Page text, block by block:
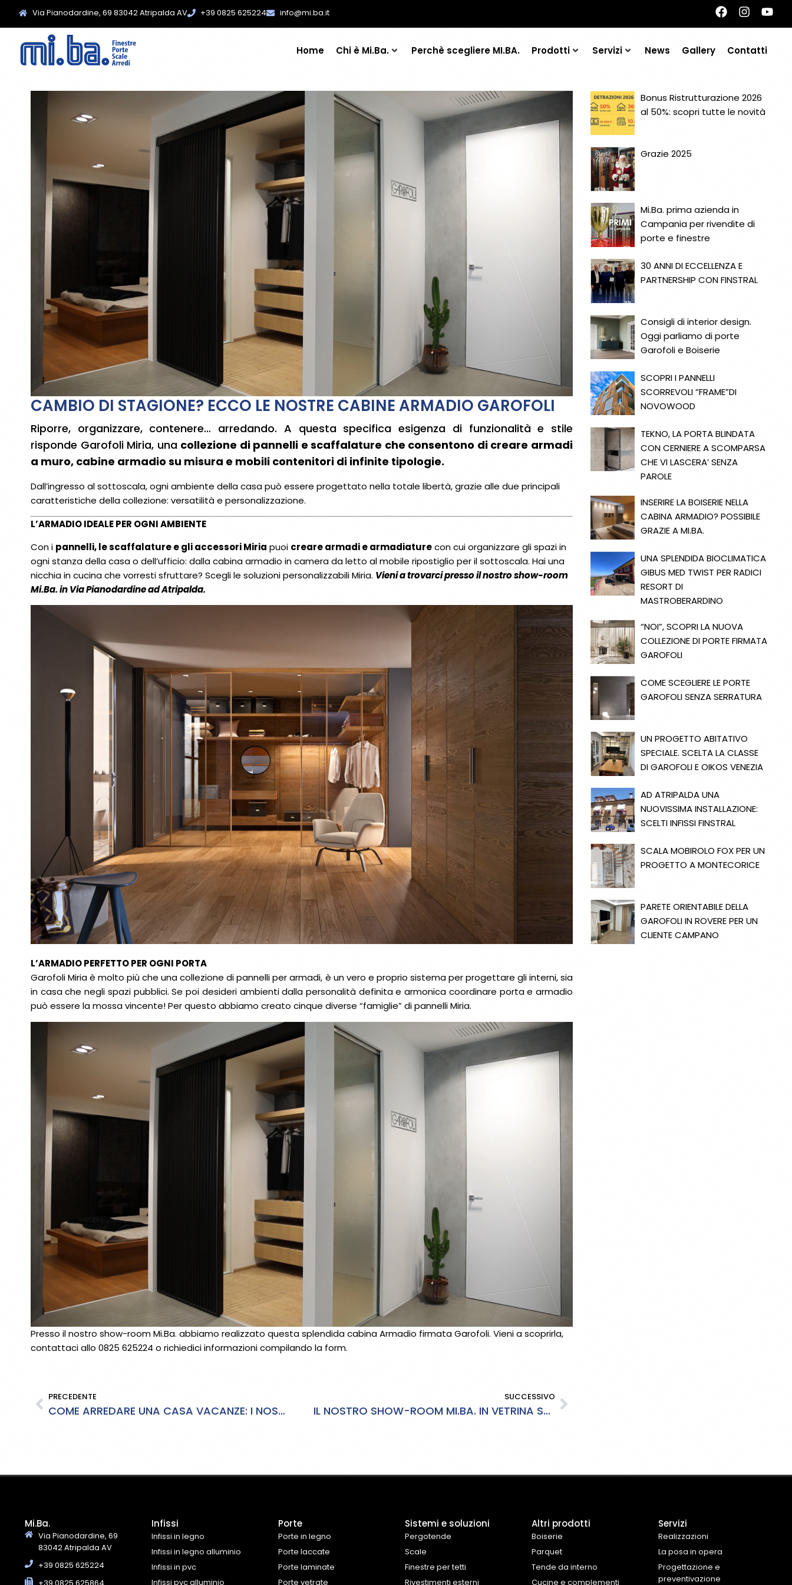
Via Pianodardine, 69 83042 Atripalda AV +39 0825 625224 info@mi.ba.it
Home Chi è Mi.Ba. Perchè scegliere MI.BA. Prodotti Servizi News Gallery Contatti
CAMBIO DI STAGIONE? ECCO LE NOSTRE CABINE ARMADIO GAROFOLI
Riporre, organizzare, contenere… arredando. A questa specifica esigenza di funzionalità e stile
risponde Garofoli Miria, una collezione di pannelli e scaffalature che consentono di creare armadi
a muro, cabine armadio su misura e mobili contenitori di infinite tipologie.
Dall’ingresso al sottoscala, ogni ambiente della casa può essere progettato nella totale libertà, grazie alle due principali
caratteristiche della collezione: versatilità e personalizzazione.
L’ARMADIO IDEALE PER OGNI AMBIENTE
Con i pannelli, le scaffalature e gli accessori Miria puoi creare armadi e armadiaturecon cui organizzare gli spazi in
ogni stanza della casa o dell’ufficio: dalla cabina armadio in camera da letto al mobile ripostiglio per il sottoscala. Hai una
nicchia in cucina che vorresti sfruttare? Scegli le soluzioni personalizzabili Miria. Vieni a trovarci presso il nostro show-room
Mi.Ba. in Via Pianodardine ad Atripalda.
L’ARMADIO PERFETTO PER OGNI PORTA
Garofoli Miria è molto più che una collezione di pannelli per armadi, è un vero e proprio sistema per progettare gli interni, sia
in casa che negli spazi pubblici. Se poi desideri ambienti dalla personalità definita e armonica coordinare porta e armadio
può essere la mossa vincente! Per questo abbiamo creato cinque diverse “famiglie” di pannelli Miria.
Presso il nostro show-room Mi.Ba. abbiamo realizzato questa splendida cabina Armadio firmata Garofoli. Vieni a scoprirla,
contattaci allo 0825 625224 o richiedici informazioni compilando la form.
PRECEDENTE
COME ARREDARE UNA CASA VACANZE: I NOSTRI CONSIGLI
SUCCESSIVO
IL NOSTRO SHOW-ROOM MI.BA. IN VETRINA SU GAROFOLI GROUP
Bonus Ristrutturazione 2026
al 50%: scopri tutte le novità
Grazie 2025
Mi.Ba. prima azienda in
Campania per rivendite di
porte e finestre
30 ANNI DI ECCELLENZA E
PARTNERSHIP CON FINSTRAL
Consigli di interior design.
Oggi parliamo di porte
Garofoli e Boiserie
SCOPRI I PANNELLI
SCORREVOLI “FRAME”DI
NOVOWOOD
TEKNO, LA PORTA BLINDATA
CON CERNIERE A SCOMPARSA
CHE VI LASCERA’ SENZA
PAROLE
INSERIRE LA BOISERIE NELLA
CABINA ARMADIO? POSSIBILE
GRAZIE A MI.BA.
UNA SPLENDIDA BIOCLIMATICA
GIBUS MED TWIST PER RADICI
RESORT DI
MASTROBERARDINO
“NOI”, SCOPRI LA NUOVA
COLLEZIONE DI PORTE FIRMATA
GAROFOLI
COME SCEGLIERE LE PORTE
GAROFOLI SENZA SERRATURA
UN PROGETTO ABITATIVO
SPECIALE. SCELTA LA CLASSE
DI GAROFOLI E OIKOS VENEZIA
AD ATRIPALDA UNA
NUOVISSIMA INSTALLAZIONE:
SCELTI INFISSI FINSTRAL
SCALA MOBIROLO FOX PER UN
PROGETTO A MONTECORICE
PARETE ORIENTABILE DELLA
GAROFOLI IN ROVERE PER UN
CLIENTE CAMPANO
Mi.Ba.
Via Pianodardine, 69
83042 Atripalda AV
+39 0825 625224
Infissi
Infissi in legno
Infissi in legno alluminio
Infissi in pvc
Infissi pvc alluminio
Porte
Porte in legno
Porte laccate
Porte laminate
Porte vetrate
Sistemi e soluzioni
Pergotende
Scale
Finestre per tetti
Rivestimenti esterni
Altri prodotti
Boiserie
Parquet
Tende da interno
Cucine e complementi
Servizi
Realizzazioni
La posa in opera
Progettazione e
preventivazione